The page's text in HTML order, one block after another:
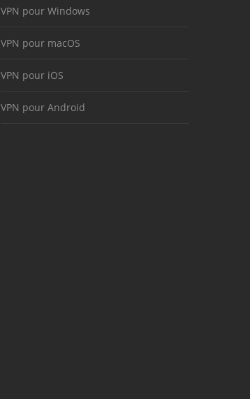
VPN pour Windows
VPN pour macOS
VPN pour iOS
VPN pour Android